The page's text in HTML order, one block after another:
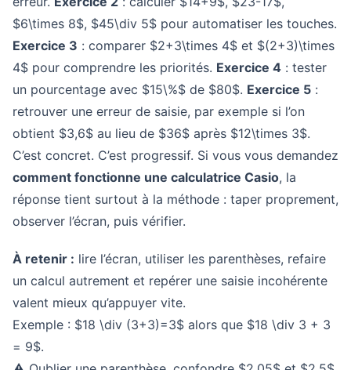
$6\times 8$, $45\div 5$ pour automatiser les touches.
Exercice 3 : comparer $2+3\times 4$ et $(2+3)\times
4$ pour comprendre les priorités. Exercice 4 : tester
un pourcentage avec $15\%$ de $80$. Exercice 5 :
retrouver une erreur de saisie, par exemple si l’on
obtient $3,6$ au lieu de $36$ après $12\times 3$.
C’est concret. C’est progressif. Si vous vous demandez
comment fonctionne une calculatrice Casio, la
réponse tient surtout à la méthode : taper proprement,
observer l’écran, puis vérifier.
À retenir : lire l’écran, utiliser les parenthèses, refaire
un calcul autrement et repérer une saisie incohérente
valent mieux qu’appuyer vite.
Exemple : $18 \div (3+3)=3$ alors que $18 \div 3 + 3
= 9$.